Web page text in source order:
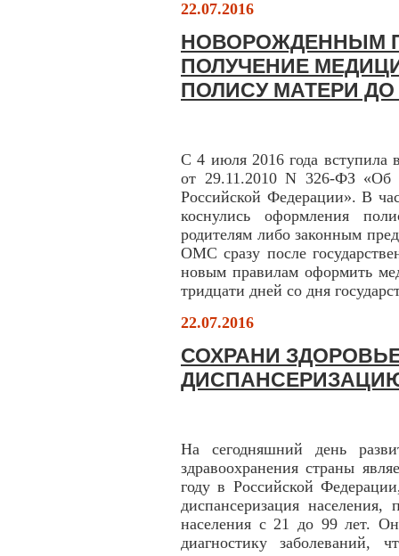
22.07.2016
НОВОРОЖДЕННЫМ
ПОЛУЧЕНИЕ
ПОЛИСУ МАТЕРИ ДО
С 4 июля 2016 года вступила
от 29.11.2010 N 326-ФЗ «Об
Российской Федерации». В
коснулись оформления
родителям либо законным
ОМС сразу после
новым правилам оформить
тридцати дней со дня
22.07.2016
СОХРАНИ
На сегодняшний день
здравоохранения страны
году в Российской
диспансеризация
населения с 21 до 99 лет.
диагностику заболеваний,